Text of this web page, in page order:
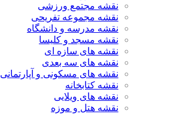
نقشه مجتمع ورزشی
نقشه مجموعه تفریحی
نقشه مدرسه و دانشگاه
نقشه مسجد و کلیسا
نقشه های سازه ای
نقشه های سه بعدی
نقشه های مسکونی و آپارتمانی
نقشه کتابخانه
نقشه های ویلایی
نقشه هتل و موزه